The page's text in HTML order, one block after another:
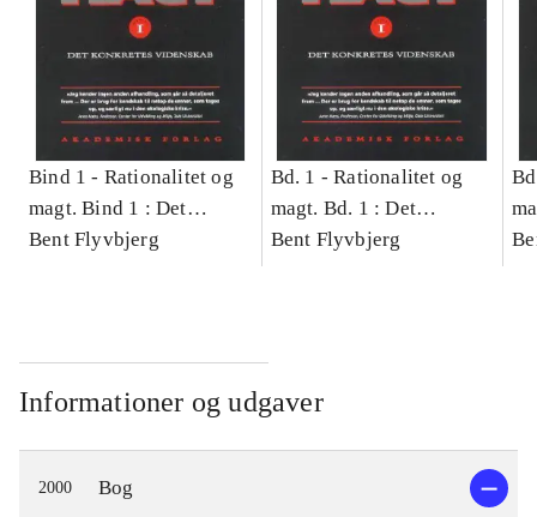
Bind 1 - Rationalitet og
magt. Bind 1 : Det
konkretes videnskab
Bent Flyvbjerg
Bd. 1 -Rationalitet og
magt. Bd. 1 : Det
konkretes videnskab
Bent Flyvbjerg
Informationer og udgaver
2000 Bog